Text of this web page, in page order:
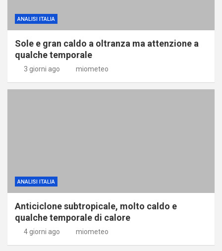
ANALISI ITALIA
Sole e gran caldo a oltranza ma attenzione a
qualche temporale
3 giorni ago miometeo
ANALISI ITALIA
Anticiclone subtropicale, molto caldo e
qualche temporale di calore
4 giorni ago miometeo